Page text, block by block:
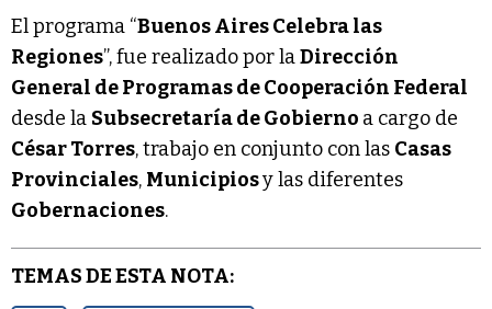
El programa “Buenos Aires Celebra las
Regiones”, fue realizado por laDirección
General de Programas de Cooperación Federal
desde la Subsecretaría de Gobierno a cargo de
César Torres, trabajo en conjunto con las Casas
Provinciales, Municipiosy las diferentes
Gobernaciones.
TEMAS DE ESTA NOTA: